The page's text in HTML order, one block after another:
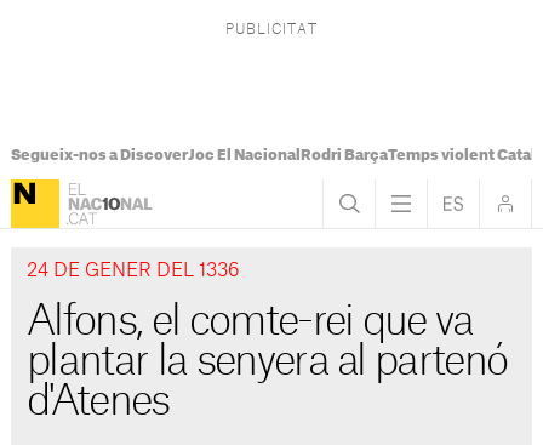
Segueix-nos a DiscoverJoc El Nacional Rodri BarçaTemps violent
24 DE GENER DEL 1336
Alfons, el comte-rei que va
plantar la senyera al partenó
d'Atenes